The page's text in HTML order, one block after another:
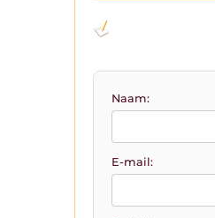
Naam:
E-mail: